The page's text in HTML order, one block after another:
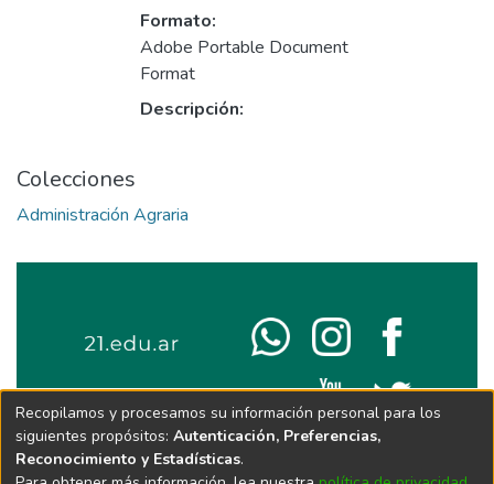
Formato:
Adobe Portable Document
Format
Descripción:
Colecciones
Administración Agraria
Recopilamos y procesamos su información personal para los
siguientes propósitos: Autenticación, Preferencias,
Reconocimiento y Estadísticas.